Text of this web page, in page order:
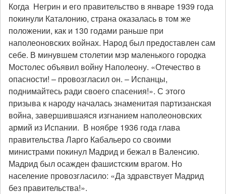
Когда Негрин и его правительство в январе 1939 года
покинули Каталонию, страна оказалась в том же
положении, как и 130 годами раньше при
наполеоновских войнах. Народ был предоставлен сам
себе. В минувшем столетии мэр маленького городка
Мостолес объявил войну Наполеону. «Отечество в
опасности! – провозгласил он. – Испанцы,
поднимайтесь ради своего спасения!». С этого
призыва к народу началась знаменитая партизанская
война, завершившаяся изгнанием наполеоновских
армий из Испании. В ноябре 1936 года глава
правительства Ларго Кабальеро со своими
министрами покинул Мадрид и бежал в Валенсию.
Мадрид был осажден фашистским врагом. Но
население провозгласило: «Да здравствует Мадрид
без правительства!».